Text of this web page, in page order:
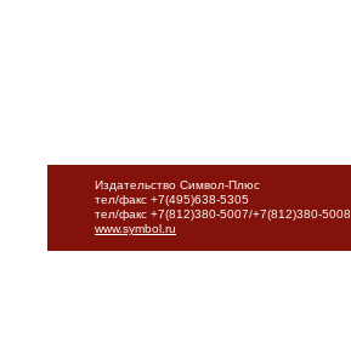
Издательство Символ-Плюс
тел/факс +7(495)638-5305
тел/факс +7(812)380-5007/+7(812)380-5008
www.symbol.ru